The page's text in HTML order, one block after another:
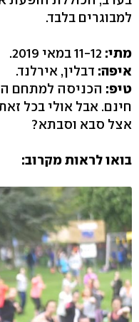
למבוגרים בלבד.
מתי:
איפה: דבלין, אירלנד.
טיפ:
חינם. אבל אולי בכל
אצל סבא וסבתא?
בואו לראות מקרוב: